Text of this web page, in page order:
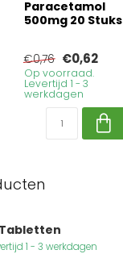
Paracetamol
500mg 20 Stuks
€0,76 €0,62
Op voorraad.
Levertijd 1 - 3
werkdagen
1 - 3 werkdagen